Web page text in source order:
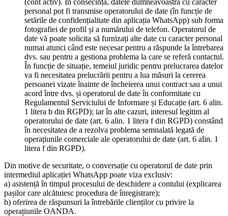
(cont activ). În consecință, datele dumneavoastră cu caracter
personal pot fi transmise operatorului de date (în funcție de
setările de confidențialitate din aplicația WhatsApp) sub forma
fotografiei de profil și a numărului de telefon. Operatorul de
date vă poate solicita să furnizați alte date cu caracter personal
numai atunci când este necesar pentru a răspunde la întrebarea
dvs. sau pentru a gestiona problema la care se referă contactul.
În funcție de situație, temeiul juridic pentru prelucrarea datelor
va fi necesitatea prelucrării pentru a lua măsuri la cererea
persoanei vizate înainte de încheierea unui contract sau a unui
acord între dvs. și operatorul de date în conformitate cu
Regulamentul Serviciului de Informare și Educație (art. 6 alin.
1 litera b din RGPD); iar în alte cazuri, interesul legitim al
operatorului de date (art. 6 alin. 1 litera f din RGPD) constând
în necesitatea de a rezolva problema semnalată legată de
operațiunile comerciale ale operatorului de date (art. 6 alin. 1
litera f din RGPD).
Din motive de securitate, o conversație cu operatorul de date prin
intermediul aplicației WhatsApp poate viza exclusiv:
a) asistență în timpul procesului de deschidere a contului (explicarea
pașilor care alcătuiesc procedura de înregistrare);
b) oferirea de răspunsuri la întrebările clienților cu privire la
operațiunile OANDA.